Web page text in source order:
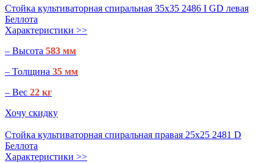
Стойка культиваторная спиральная 35х35 2486 I GD левая
Беллота
Характеристики >>
– Высота 583 мм
– Толщина 35 мм
– Вес 22 кг
Хочу скидку
Стойка культиваторная спиральная правая 25х25 2481 D
Беллота
Характеристики >>